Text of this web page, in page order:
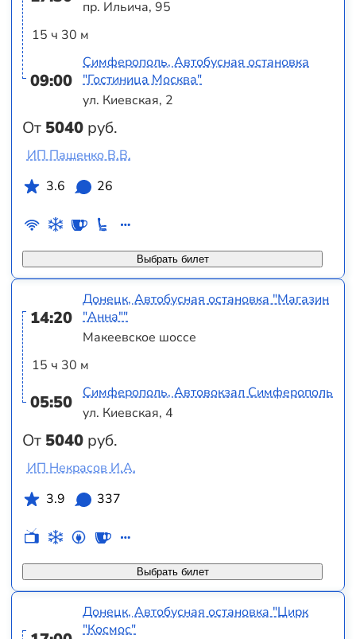
15 ч 30 м
09:00
От 5040 руб.
пр. Ильича, 95
Симферополь, Автобусная остановка
"Гостиница Москва"
ул. Киевская, 2
Выбрать билет
ИП Пащенко В.В.
3.6
26
14:20
15 ч 30 м
05:50
От 5040 руб.
Донецк, Автобусная остановка "Магазин
"Анна""
Макеевское шоссе
Симферополь, Автовокзал Симферополь
ул. Киевская, 4
Выбрать билет
ИП Некрасов И.А.
3.9
337
Донецк, Автобусная остановка "Цирк
"Космос"